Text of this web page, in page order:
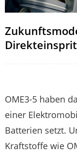
OME3-5 haben
einer
Batterien setzt.
Kraftstoffe wie